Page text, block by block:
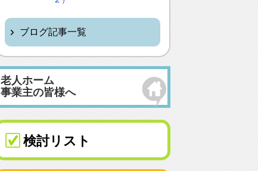
ブログ記事一覧
老人ホーム
事業主の皆様へ
検討リスト